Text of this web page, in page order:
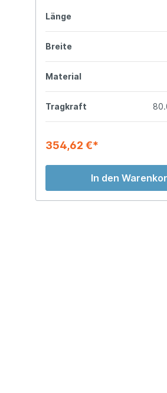
Länge
Breite
Material
Tragkraft
354,62 €*
In den